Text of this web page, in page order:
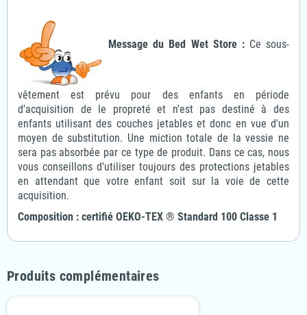
Message du Bed Wet Store : Ce sous-
vêtement est prévu pour des enfants en période
d'acquisition de le propreté et n'est pas destiné à des
enfants utilisant des couches jetables et donc en vue d'un
moyen de substitution. Une miction totale de la vessie ne
sera pas absorbée par ce type de produit. Dans ce cas, nous
vous conseillons d'utiliser toujours des protections jetables
en attendant que votre enfant soit sur la voie de cette
acquisition.
Composition : certifié OEKO-TEX ® Standard 100 Classe 1
Produits complémentaires